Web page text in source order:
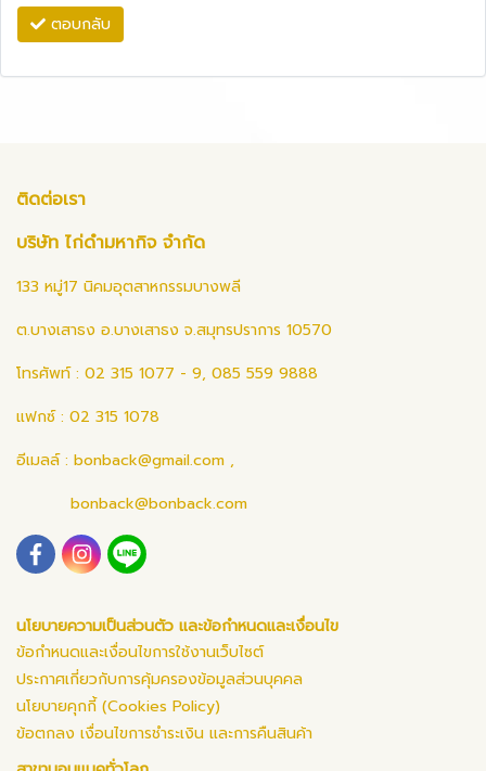
ตอบกลับ
ติดต่อเรา
บริษัท ไก่ดำมหากิจ จำกัด
133 หมู่17 นิคมอุตสาหกรรมบางพลี
ต.บางเสาธง อ.บางเสาธง จ.สมุทรปราการ 10570
โทรศัพท์ : 02 315 1077 - 9, 085 559 9888
แฟกซ์ : 02 315 1078
อีเมลล์ : bonback@gmail.com ,
bonback@bonback.com
นโยบายความเป็นส่วนตัว และข้อกำหนดและเงื่อนไข
ข้อกำหนดและเงื่อนไขการใช้งานเว็บไซต์
ประกาศเกี่ยวกับการคุ้มครองข้อมูลส่วนบุคคล
นโยบายคุกกี้ (Cookies Policy)
ข้อตกลง เงื่อนไขการชำระเงิน และการคืนสินค้า